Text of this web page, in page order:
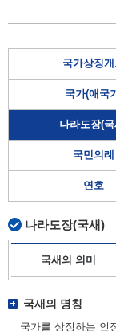
국가상징
국가(애국
나라도장(
국민의례
연호
나라도장(국새)
국새의 의미
국새의 명칭
국가를 상징하는 인